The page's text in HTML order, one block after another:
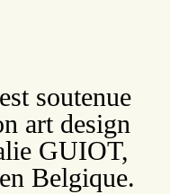
soutenue
art design
GUIOT,
Belgique.